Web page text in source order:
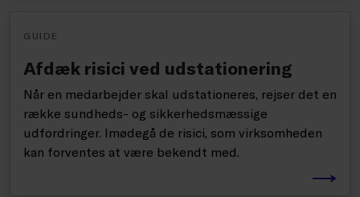
GUIDE
Afdæk risici ved udstationering
Når en medarbejder skal udstationeres, rejser det en
række sundheds- og sikkerhedsmæssige
udfordringer. Imødegå de risici, som virksomheden
kan forventes at være bekendt med.